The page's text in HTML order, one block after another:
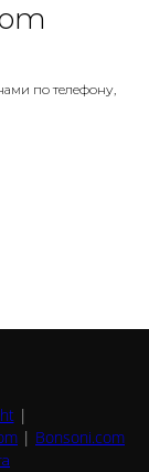
по телефону,
|
| Bonsoni.com